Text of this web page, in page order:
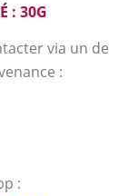
: 30G
via un de
:
: